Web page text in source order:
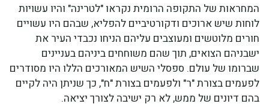
המחראות של התקופה הרומית נקראו "לטרינה" והיו עשויות
לוחות שיש ארוכים ודקורטיביים להפליא, שבהם היו עשויים
חורים מלוטשים ומעוצבים עליהם הניחו נכבדי העיר את
ישבניהם הצואים, תוך שהם משוחחים ביניהם בעניינים
שברומו של עולם. ספסלי השיש המאורכים הללו היו מסודרים
לפעמים בצורת "ר" ולפעמים בצורת "ח", כך שניתן היה לקיים
בהם דיונים של ממש, לא רק ישיבה לצורך יציאה.